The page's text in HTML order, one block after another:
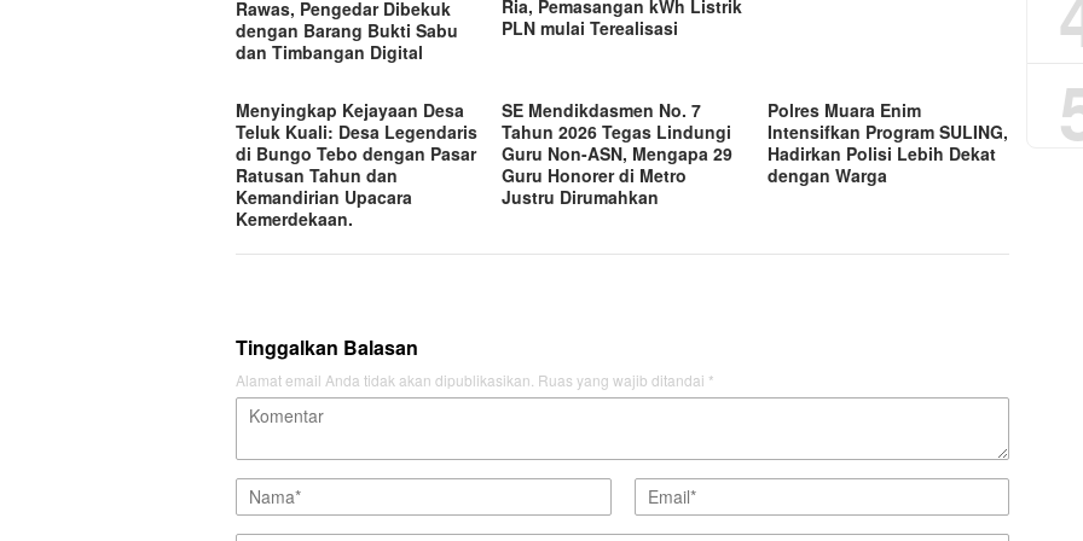
Rawas, Pengedar Dibekuk
dengan Barang Bukti Sabu
dan Timbangan Digital
Ria, Pemasangan kWh Listrik
PLN mulai Terealisasi
Menyingkap Kejayaan Desa
Teluk Kuali: Desa Legendaris
di Bungo Tebo dengan Pasar
Ratusan Tahun dan
Kemandirian Upacara
Kemerdekaan.
SE Mendikdasmen No. 7
Tahun 2026 Tegas Lindungi
Guru Non-ASN, Mengapa 29
Guru Honorer di Metro
Justru Dirumahkan
Polres Muara Enim
Intensifkan Program SULING,
Hadirkan Polisi Lebih Dekat
dengan Warga
Tinggalkan Balasan
Alamat email Anda tidak akan dipublikasikan. Ruas yang wajib ditandai *